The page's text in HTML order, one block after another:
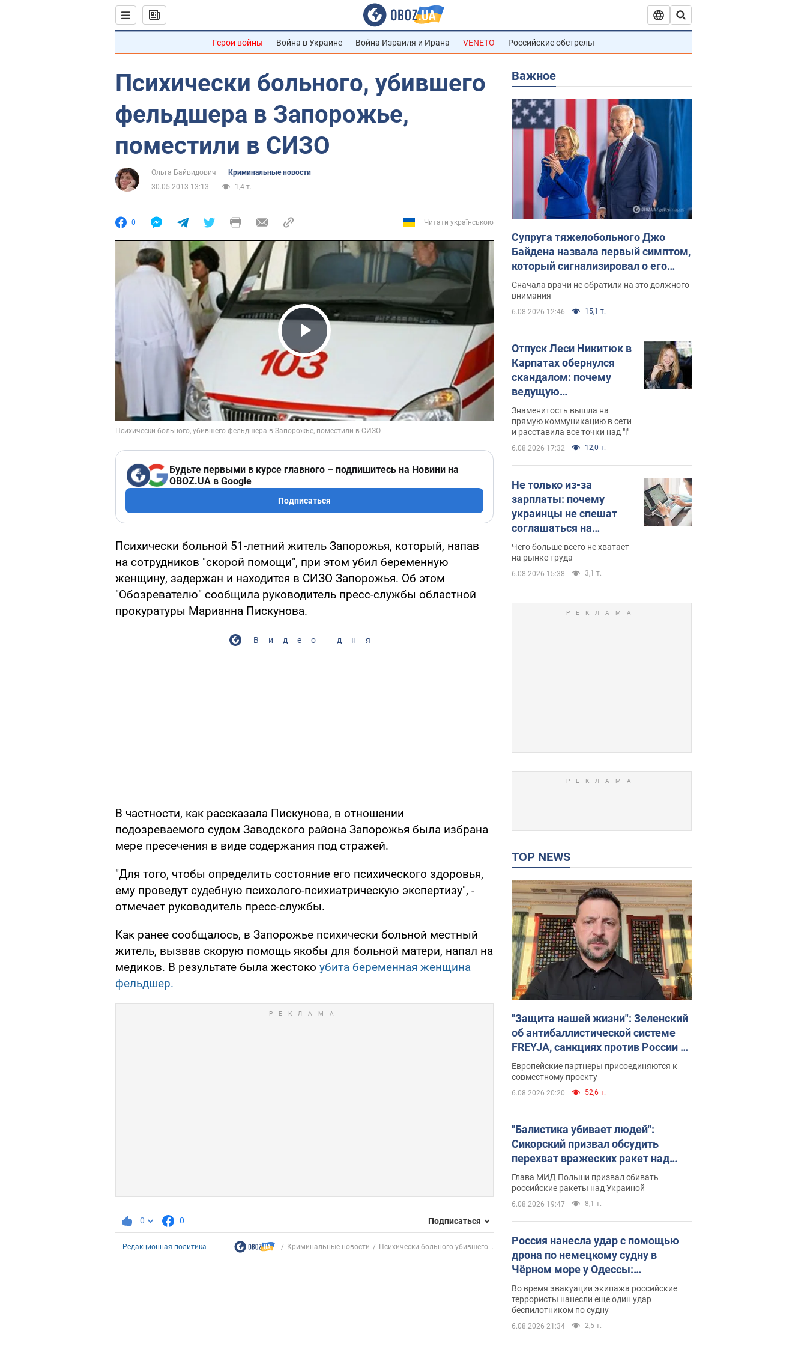
Герои войны Война в Украине Война Израиля и Ирана VENETO Российские обстрелы
Психически больного, убившего
фельдшера в Запорожье,
поместили в СИЗО
Ольга Байвидович
Криминальные новости
30.05.2013 13:13
1,4 т.
0 Читати українською
Play Video
Будьте первыми в курсе главного – подпишитесь на Новини на
OBOZ.UA в Google
Подписаться
Психически больной 51-летний житель Запорожья, который, напав
на сотрудников "скорой помощи", при этом убил беременную
женщину, задержан и находится в СИЗО Запорожья. Об этом
"Обозревателю" сообщила руководитель пресс-службы областной
прокуратуры Марианна Пискунова.
Видео дня
В частности, как рассказала Пискунова, в отношении
подозреваемого судом Заводского района Запорожья была избрана
мере пресечения в виде содержания под стражей.
"Для того, чтобы определить состояние его психического здоровья,
ему проведут судебную психолого-психиатрическую экспертизу", -
отмечает руководитель пресс-службы.
Как ранее сообщалось, в Запорожье психически больной местный
житель, вызвав скорую помощь якобы для больной матери, напал на
медиков. В результате была жестоко убита беременная женщина
фельдшер.
0 0 Подписаться
Редакционная политика Криминальные новости Психически больного убившего...
Важное
Супруга тяжелобольного Джо
Байдена назвала первый симптом,
который сигнализировал о его
"агрессивном" раке
Сначала врачи не обратили на это должного
внимания
6.08.2026 12:46 15,1 т.
Отпуск Леси Никитюк в
Карпатах обернулся
скандалом: почему
ведущую
несправедливо
захейтили
Знаменитость вышла на
прямую коммуникацию в сети
и расставила все точки над "i"
6.08.2026 17:32 12,0 т.
Не только из-за
зарплаты: почему
украинцы не спешат
соглашаться на
вакансии
Чего больше всего не хватает
на рынке труда
6.08.2026 15:38 3,1 т.
TOP NEWS
"Защита нашей жизни": Зеленский
об антибаллистической системе
FREYJA, санкциях против России и
поддержке аграриев. Видео
Европейские партнеры присоединяются к
совместному проекту
6.08.2026 20:20 52,6 т.
"Балистика убивает людей":
Сикорский призвал обсудить
перехват вражеских ракет над
Украиной
Глава МИД Польши призвал сбивать
российские ракеты над Украиной
6.08.2026 19:47 8,1 т.
Россия нанесла удар с помощью
дрона по немецкому судну в
Чёрном море у Одессы:
подробности
Во время эвакуации экипажа российские
террористы нанесли еще один удар
беспилотником по судну
6.08.2026 21:34 2,5 т.